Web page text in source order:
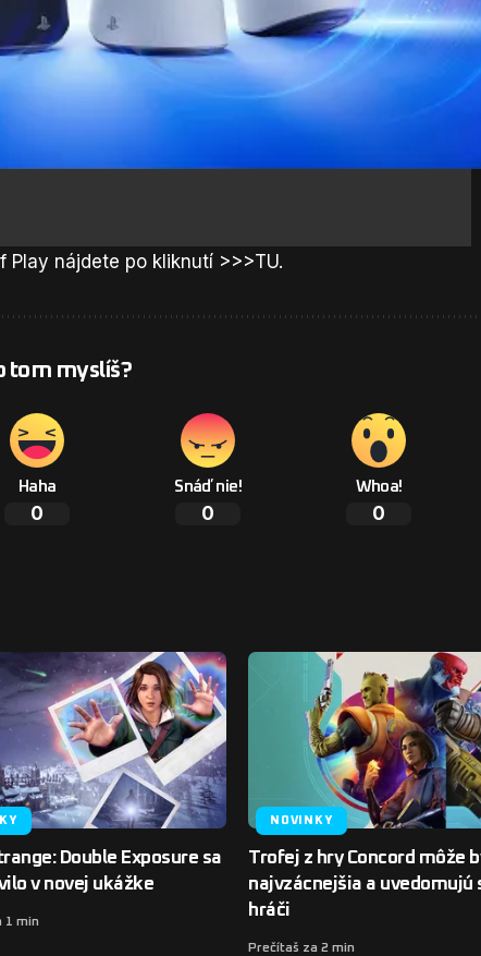
Play nájdete po kliknutí >>>TU.
tom myslíš?
Haha
0
Snáď nie!
0
Whoa!
0
Double Exposure sa
v novej ukážke
1 min
NOVINKY
Trofej z hry Concord môže
najvzácnejšia a uvedomujú
hráči
Prečítaš za 2 min